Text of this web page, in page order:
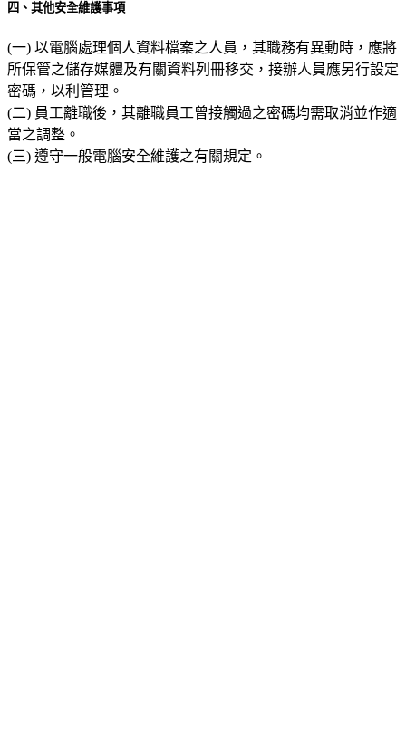
四、其他安全維護事項
(一) 以電腦處理個人資料檔案之人員，其職務有異動時，應將
所保管之儲存媒體及有關資料列冊移交，接辦人員應另行設定
密碼，以利管理。
(二) 員工離職後，其離職員工曾接觸過之密碼均需取消並作適
當之調整。
(三) 遵守一般電腦安全維護之有關規定。